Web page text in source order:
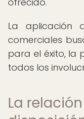
La aplicación
comerciales
para el éxito, la
todos los
La